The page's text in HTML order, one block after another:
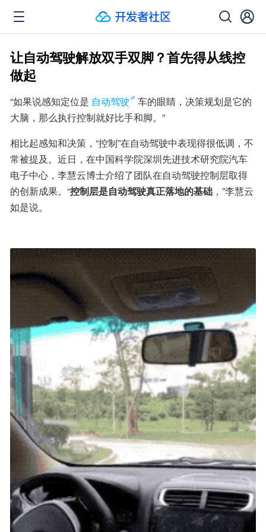
让自动驾驶解放双手双脚？首先得从线控
做起
“如果说感知定位是 自动驾驶
车的眼睛，决策规划是它的
大脑，那么执行控制就好比手和脚。”
相比起感知和决策，“控制”在自动驾驶中表现得很低调，不
常被提及。近日，在中国科学院深圳先进技术研究院汽车
电子中心，李慧云博士介绍了团队在自动驾驶控制层取得
的创新成果。“控制层是自动驾驶真正落地的基础 ，”李慧云
如是说。